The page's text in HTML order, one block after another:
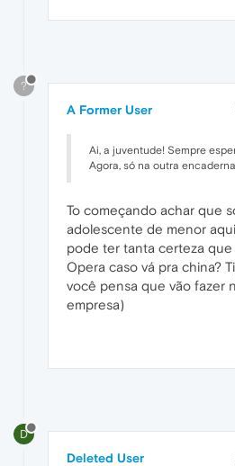
?
A Former User
Ai, a juventude! Sempre
Agora, só na outra
To começando achar que
adolescente de menor
pode ter tanta certeza que
Opera caso vá pra china?
você pensa que vão fazer
empresa)
D
Deleted User